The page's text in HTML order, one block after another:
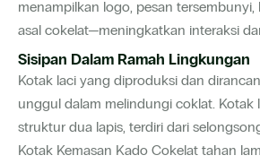
menampilkan logo, pesan tersembunyi,
asal cokelat—meningkatkan interaksi
Sisipan Dalam Ramah Lingkungan
Kotak laci yang diproduksi dan
unggul dalam melindungi coklat. Kotak
struktur dua lapis, terdiri dari
Kotak Kemasan Kado Cokelat tahan